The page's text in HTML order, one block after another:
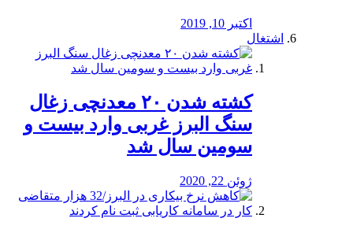
اکتبر 10, 2019
اشتغال
کشته شدن ۲۰ معدنچی زغال
سنگ البرز غربی وارد بیست و
سومین سال شد
ژوئن 22, 2020